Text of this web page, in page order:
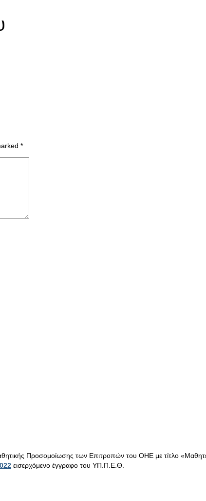
*
Προσομοίωσης των Επιτροπών του ΟΗΕ με τίτλο
εισερχόμενο έγγραφο του ΥΠ.Π.Ε.Θ.